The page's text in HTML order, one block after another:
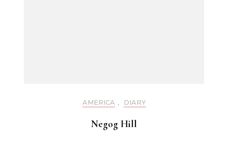
AMERICA , DIARY
Negog Hill